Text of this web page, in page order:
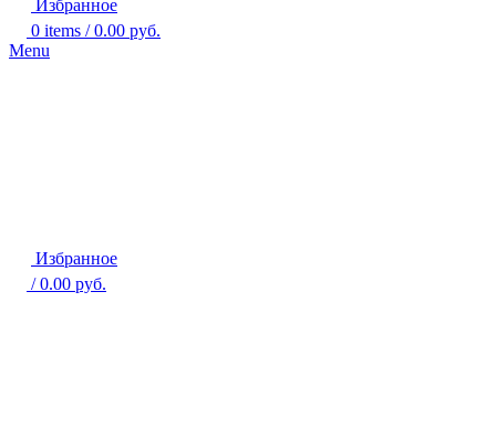
Избранное
0 items / 0.00 руб.
Menu
Избранное
/ 0.00 руб.